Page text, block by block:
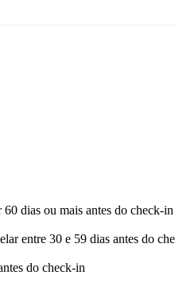
60 dias ou mais antes do check-in
entre 30 e 59 dias antes do
do check-in